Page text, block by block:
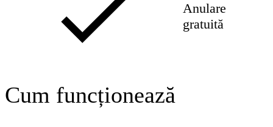
Anulare
gratuită
Cum funcționează